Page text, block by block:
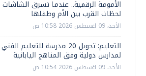
الأمومة الرقمية.. عندما تسرق الشاشات
لحظات القرب بين الأم وطفلها
الأحد، 09 اغسطس 2026 10:58 ص
التعليم: تحويل 20 مدرسة للتعليم الفني
لمدارس دولية وفق المناهج اليابانية
الأحد، 09 اغسطس 2026 10:54 ص